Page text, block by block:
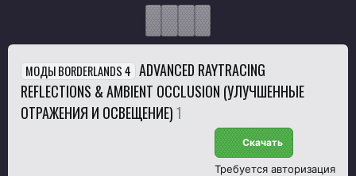
МОДЫ BORDERLANDS 4 ADVANCED RAYTRACING
REFLECTIONS & AMBIENT OCCLUSION (УЛУЧШЕННЫЕ
ОТРАЖЕНИЯ И ОСВЕЩЕНИЕ)1
Скачать
Требуется авторизация